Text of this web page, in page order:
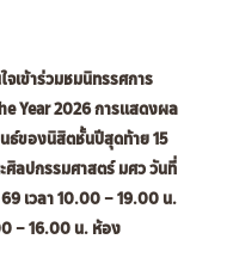
เข้าร่วมชมนิทรรศการ
Year 2026 การแสดงผล
ธ์ของนิสิตชั้นปีสุดท้าย 15
ศิลปกรรมศาสตร์ มศว วันที่
เวลา 10.00 – 19.00 น.
– 16.00 น. ห้อง